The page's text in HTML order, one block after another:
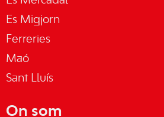
Es Migjorn
Ferreries
Maó
Sant Lluís
On som